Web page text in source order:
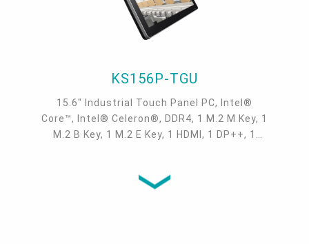
KS156P-TGU
15.6" Industrial Touch Panel PC, Intel®
Core™, Intel® Celeron®, DDR4, 1 M.2 M Key, 1
M.2 B Key, 1 M.2 E Key, 1 HDMI, 1 DP++, 1